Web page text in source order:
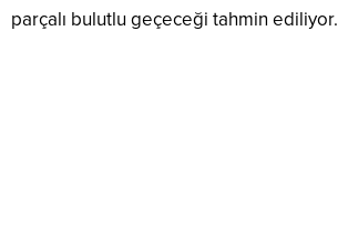
parçalı bulutlu geçeceği tahmin ediliyor.